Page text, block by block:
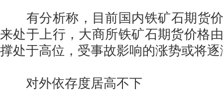
有分析称，目前国内铁矿石期货价
来处于上行，大商所铁矿石期货价格
撑处于高位，受事故影响的涨势或将
对外依存度居高不下